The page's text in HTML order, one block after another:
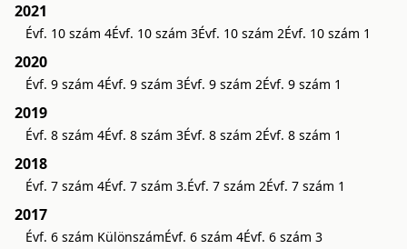
2021
Évf. 10 szám 4Évf. 10 szám 3Évf. 10 szám 2Évf. 10 szám 1
2020
Évf. 9 szám 4Évf. 9 szám 3Évf. 9 szám 2Évf. 9 szám 1
2019
Évf. 8 szám 4Évf. 8 szám 3Évf. 8 szám 2Évf. 8 szám 1
2018
Évf. 7 szám 4Évf. 7 szám 3.Évf. 7 szám 2Évf. 7 szám 1
2017
Évf. 6 szám KülönszámÉvf. 6 szám 4Évf. 6 szám 3